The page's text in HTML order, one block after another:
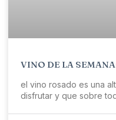
VINO DE LA
el vino rosado es una
disfrutar y que sobre